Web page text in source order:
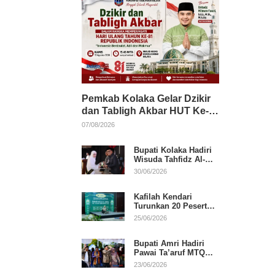
Pemkab Kolaka Gelar Dzikir
dan Tabligh Akbar HUT Ke-
81 RI, Hadirkan Dai Nasional
07/08/2026
Bupati Kolaka Hadiri
Wisuda Tahfidz Al-
Qur’an, Komitmen
30/06/2026
Kafilah Kendari
Turunkan 20 Peserta
pada Hari Pertama
25/06/2026
Bupati Amri Hadiri
Pawai Ta’aruf MTQ
XXXI Sultra, Beri
23/06/2026